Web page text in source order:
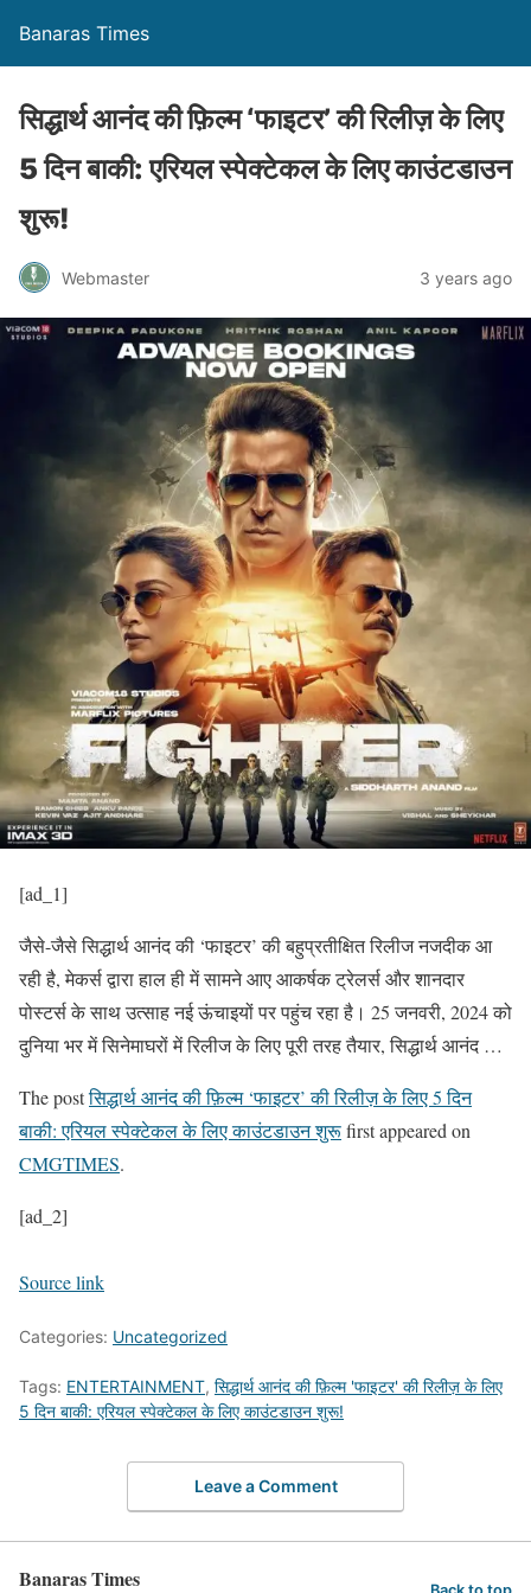
Banaras Times
सिद्धार्थ आनंद की फ़िल्म ‘फाइटर’ की रिलीज़ के लिए
5 दिन बाकी: एरियल स्पेक्टेकल के लिए काउंटडाउन
शुरू!
Webmaster 3 years ago
[ad_1]
जैसे-जैसे सिद्धार्थ आनंद की ‘फाइटर’ की बहुप्रतीक्षित रिलीज नजदीक आ
रही है, मेकर्स द्वारा हाल ही में सामने आए आकर्षक ट्रेलर्स और शानदार
पोस्टर्स के साथ उत्साह नई ऊंचाइयों पर पहुंच रहा है। 25 जनवरी, 2024 को
दुनिया भर में सिनेमाघरों में रिलीज के लिए पूरी तरह तैयार, सिद्धार्थ आनंद …
The postसिद्धार्थ आनंद की फ़िल्म ‘फाइटर’ की रिलीज़ के लिए 5 दिन
बाकी: एरियल स्पेक्टेकल के लिए काउंटडाउन शुरूfirst appeared on
CMGTIMES.
[ad_2]
Source link
Categories: Uncategorized
Tags: ENTERTAINMENT, सिद्धार्थ आनंद की फ़िल्म 'फाइटर' की रिलीज़ के लिए
5 दिन बाकी: एरियल स्पेक्टेकल के लिए काउंटडाउन शुरू!
Leave a Comment
Banaras Times